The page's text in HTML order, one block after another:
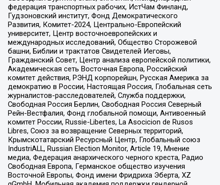
федерация транспортных рабочих, ИстЧам Финланд,
Гудзоновский институт, Фонд Демократического
Развития, Комитет-2024, Центрально-Европейский
университет, Центр восточноевропейских и
международных исследований, Общество Сторожевой
башни, Библии и трактатов Свидетелей Иеговы,
Гражданский Совет, Центр анализа европейской политики,
Академическая сеть Восточная Европа, Российский
комитет действия, РЭНД корпорейшн, Русская Америка за
демократию в России, Настоящая Россия, Глобальная сеть
журналистов-расследователей, Служба поддержки,
Свободная Россия Берлин, Свободная Россия Северный
Рейн-Вестфалия, Фонд глобальной помощи, Антивоенный
комитет России, Russie-Libertes, La Asocicion de Rusos
Libres, Союз за возвращение Северных территорий,
Крымскотатарский Ресурсный Центр, Глобальный союз
IndustriALL, Russian Election Monitor, Article 19, Мнение
медиа, Федерация анархического черного креста, Радио
Свободная Европа, Германское общество изучения
Восточной Европы, Фонд имени Фридриха Эберта, XZ